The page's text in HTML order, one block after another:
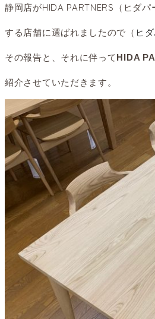
静岡店がHIDA PARTNERS（ヒダ
する店舗に選ばれましたので（ ヒ
その報告と、それに伴ってHIDA
紹介させていただきます。